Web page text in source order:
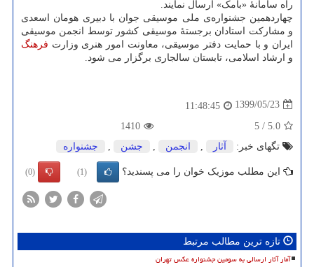
راه سامانهٔ «بامک» ارسال نمایند.
چهاردهمین جشنواره‌ی ملی موسیقی جوان با دبیری هومان اسعدی
و مشارکت استادان برجستهٔ موسیقی کشور توسط انجمن موسیقی
ایران و با حمایت دفتر موسیقی، معاونت امور هنری وزارت فرهنگ
و ارشاد اسلامی، تابستان سالجاری برگزار می شود.
1399/05/23
11:48:45
5.0
/
5
1410
تگهای خبر:
آثار انجمن جشن جشنواره
این مطلب موزیک خوان را می پسندید؟ (1)
(0)
تازه ترین مطالب مرتبط
آمار آثار ارسالی به سومین جشنواره عکس تهران